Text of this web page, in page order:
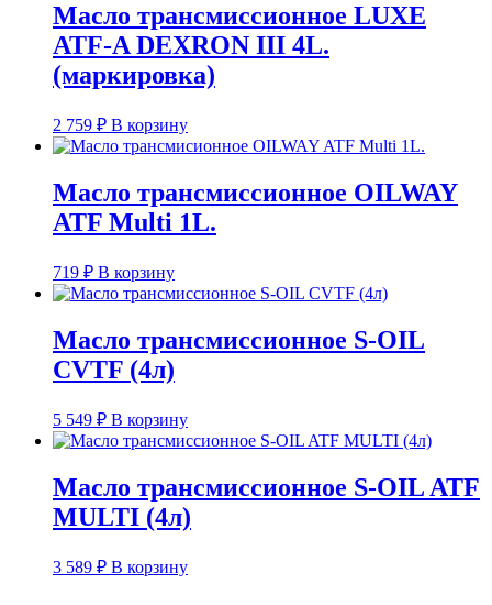
Масло трансмиссионное LUXE
ATF-A DEXRON III 4L.
(маркировка)
2 759 ₽ В корзину
Масло трансмиссионное OILWAY
ATF Multi 1L.
719 ₽ В корзину
Масло трансмиссионное S-OIL
CVTF (4л)
5 549 ₽ В корзину
Масло трансмиссионное S-OIL ATF
MULTI (4л)
3 589 ₽ В корзину